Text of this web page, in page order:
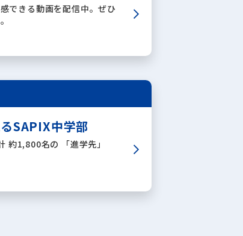
できる動画を配信中。ぜひ
SAPIX中学部
約1,800名の 「進学先」